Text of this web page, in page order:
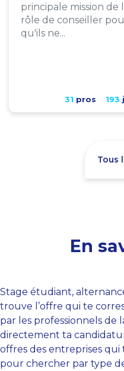
principale mission de
rôle de conseiller
qu'ils ne...
31 pros 193
Tous
En
Stage étudiant,
trouve l’offre qui te
par les professionnels de
directement ta
offres des entreprises qui
pour chercher par type